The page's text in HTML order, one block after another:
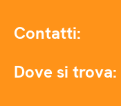
Contatti:
Dove si trova: